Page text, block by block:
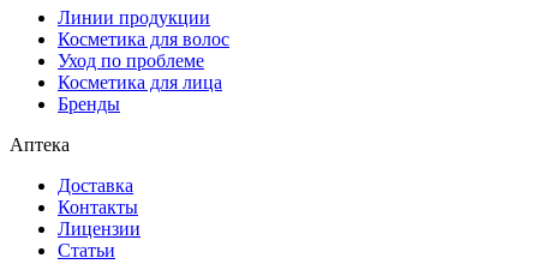
Линии продукции
Косметика для волос
Уход по проблеме
Косметика для лица
Бренды
Аптека
Доставка
Контакты
Лицензии
Статьи